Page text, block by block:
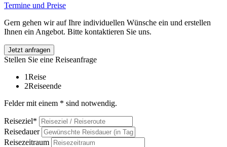
Termine und Preise
Gern gehen wir auf Ihre individuellen Wünsche ein und erstellen
Ihnen ein Angebot. Bitte kontaktieren Sie uns.
Jetzt anfragen
Stellen Sie eine Reiseanfrage
1Reise
2Reiseende
Felder mit einem * sind notwendig.
Reiseziel*
Reisedauer
Reisezeitraum